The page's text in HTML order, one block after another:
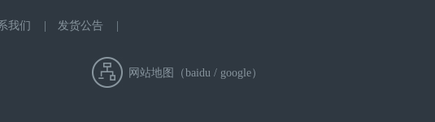
我们 发货公告
网站地图（baidu / google）